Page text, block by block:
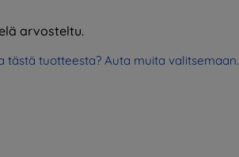
arvosteltu.
tästä tuotteesta? Auta muita valitsemaan.